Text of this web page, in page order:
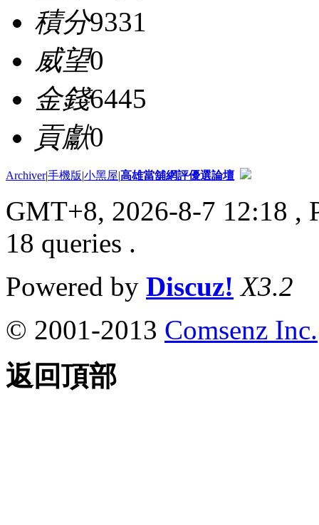
積分9331
威望0
金錢6445
貢獻0
Archiver|手機版|小黑屋|高雄當舖網評優選論壇
GMT+8, 2026-8-7 12:18 ,
18 queries .
Powered by Discuz! X3.2
© 2001-2013 Comsenz Inc.
返回頂部